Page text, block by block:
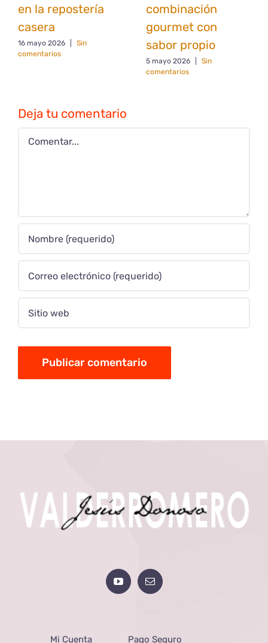
en la repostería
casera
16 mayo 2026
Sin
comentarios
combinación
gourmet con
sabor propio
5 mayo 2026
Sin
comentarios
Deja tu comentario
Comentar
Mi Cuenta Pago Seguro